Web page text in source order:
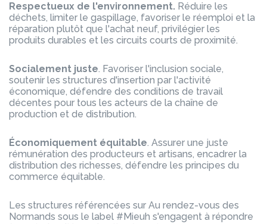
Respectueux de l'environnement. Réduire les
déchets, limiter le gaspillage, favoriser le réemploi et la
réparation plutôt que l'achat neuf, privilégier les
produits durables et les circuits courts de proximité.
Socialement juste. Favoriser l'inclusion sociale,
soutenir les structures d'insertion par l'activité
économique, défendre des conditions de travail
décentes pour tous les acteurs de la chaîne de
production et de distribution.
Économiquement équitable. Assurer une juste
rémunération des producteurs et artisans, encadrer la
distribution des richesses, défendre les principes du
commerce équitable.
Les structures référencées sur Au rendez-vous des
Normands sous le label #Mieuh s'engagent à répondre